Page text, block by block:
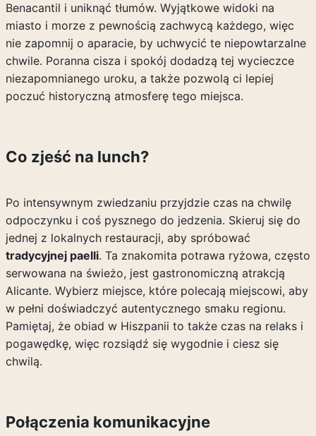
Benacantil i uniknąć tłumów. Wyjątkowe widoki na
miasto i morze z pewnością zachwycą każdego, więc
nie zapomnij o aparacie, by uchwycić te niepowtarzalne
chwile. Poranna cisza i spokój dodadzą tej wycieczce
niezapomnianego uroku, a także pozwolą ci lepiej
poczuć historyczną atmosferę tego miejsca.
Co zjeść na lunch?
Po intensywnym zwiedzaniu przyjdzie czas na chwilę
odpoczynku i coś pysznego do jedzenia. Skieruj się do
jednej z lokalnych restauracji, aby spróbować
tradycyjnej paelli. Ta znakomita potrawa ryżowa, często
serwowana na świeżo, jest gastronomiczną atrakcją
Alicante. Wybierz miejsce, które polecają miejscowi, aby
w pełni doświadczyć autentycznego smaku regionu.
Pamiętaj, że obiad w Hiszpanii to także czas na relaks i
pogawędkę, więc rozsiądź się wygodnie i ciesz się
chwilą.
Połączenia komunikacyjne